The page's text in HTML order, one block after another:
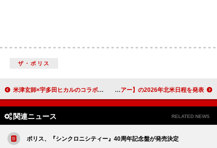
ザ・ポリス
米津玄師×宇多田ヒカルのコラボ曲「JANE DOE」使用、劇場版『チェンソーマン レゼ篇』公開記念PV エド・シーラン、【ループ・ツアー】の2026年北米日程を発表
関連ニュース RELATED NEWS
ポリス、『シンクロニシティー』40周年記念盤が発売決定